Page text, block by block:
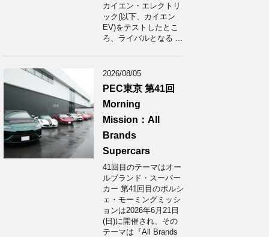
カイエン・エレクトリ
ック(以下、カイエン
EV)をテストしたとこ
ろ、ライバルとなる ...
2026/08/05
PEC東京 第41回
Morning
Mission：All
Brands
Supercars
41回目のテーマはオー
ルブランド・スーパー
カー 第41回目のポルシ
ェ・モーミングミッシ
ョンは2026年6月21日
(日)に開催され、その
テーマは『All Brands